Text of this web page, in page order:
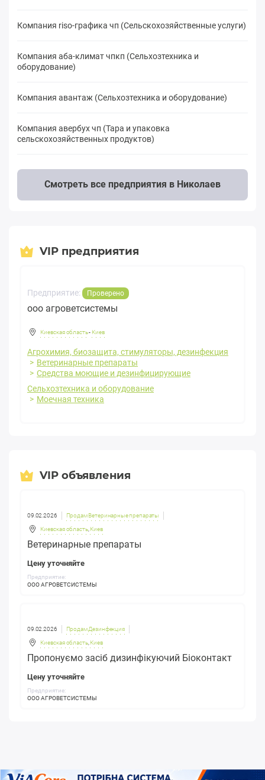
Компания riso-графика чп (Сельскохозяйственные услуги)
Компания аба-климат чпкп (Сельхозтехника и
оборудование)
Компания авантаж (Сельхозтехника и оборудование)
Компания авербух чп (Тара и упаковка
сельскохозяйственных продуктов)
Смотреть все предприятия в Николаев
VIP предприятия
Предприятие: Проверено
ооо агроветсистемы
Киевская область- Киев
Агрохимия, биозащита, стимуляторы, дезинфекция
Ветеринарные препараты
Средства моющие и дезинфицирующие
Сельхозтехника и оборудование
Моечная техника
VIP объявления
09.02.2026 Продам Ветеринарные препараты
Киевская область, Киев
Ветеринарные препараты
Цену уточняйте
Предприятие:
ООО АГРОВЕТСИСТЕМЫ
09.02.2026 Продам Дезинфекция
Киевская область, Киев
Пропонуємо засіб дизинфікуючий Біоконтакт
Цену уточняйте
Предприятие:
ООО АГРОВЕТСИСТЕМЫ